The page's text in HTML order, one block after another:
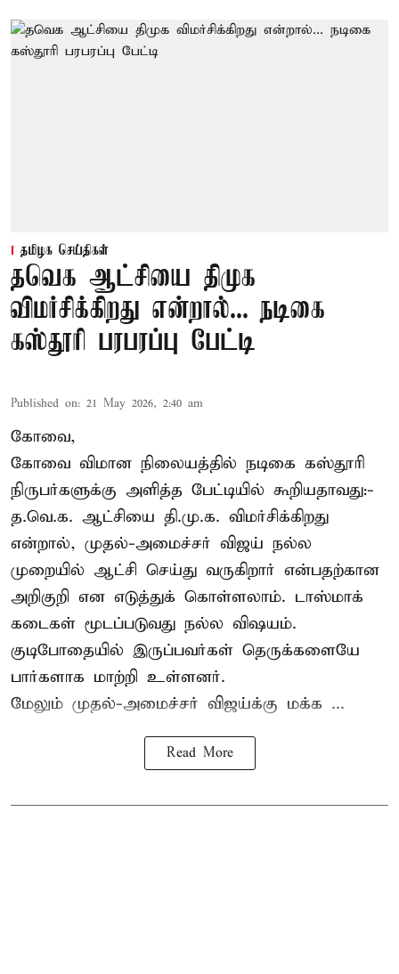
தமிழக செய்திகள்
தவெக ஆட்சியை திமுக
விமர்சிக்கிறது என்றால்... நடிகை
கஸ்தூரி பரபரப்பு பேட்டி
Published on: 21 May 2026, 2:40 am
கோவை,
கோவை விமான நிலையத்தில் நடிகை கஸ்தூரி
நிருபர்களுக்கு அளித்த பேட்டியில் கூறியதாவது:-
த.வெ.க. ஆட்சியை தி.மு.க. விமர்சிக்கிறது
என்றால், முதல்-அமைச்சர் விஜய் நல்ல
முறையில் ஆட்சி செய்து வருகிறார் என்பதற்கான
அறிகுறி என எடுத்துக் கொள்ளலாம். டாஸ்மாக்
கடைகள் மூடப்படுவது நல்ல விஷயம்.
குடிபோதையில் இருப்பவர்கள் தெருக்களையே
பார்களாக மாற்றி உள்ளனர்.
மேலும் முதல்-அமைச்சர் விஜய்க்கு மக்க ...
Read More